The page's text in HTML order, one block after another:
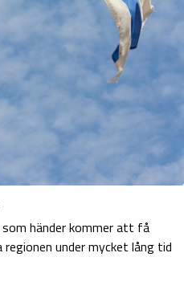
händer kommer att få
under mycket lång tid